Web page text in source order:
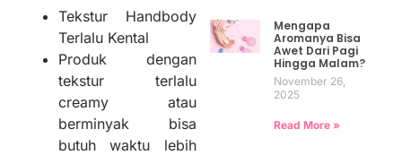
Tekstur Handbody
Terlalu Kental
Produk dengan
tekstur terlalu
creamy atau
berminyak bisa
butuh waktu lebih
Mengapa
Aromanya Bisa
Awet Dari Pagi
Hingga Malam?
November 26,
2025
Read More »